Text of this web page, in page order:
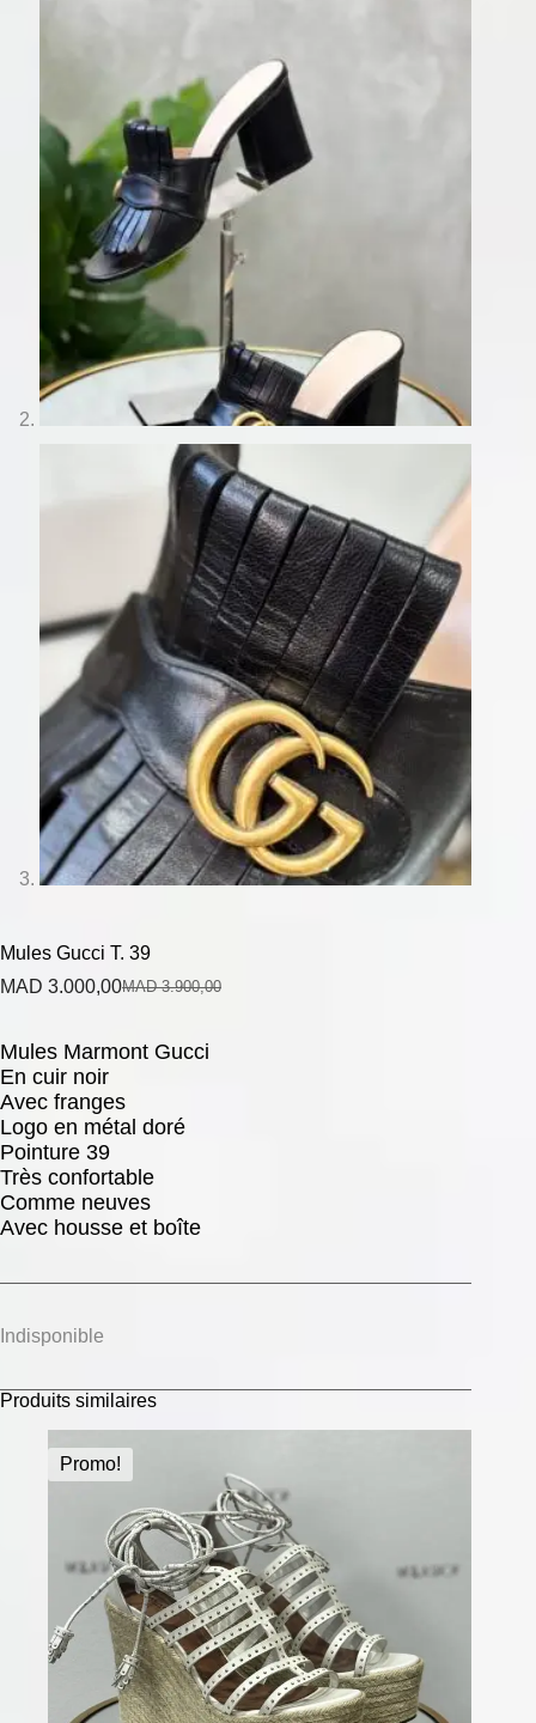
Mules Gucci T. 39
MAD3.900,00
MAD 3.000,00
Mules Marmont Gucci
En cuir noir
Avec franges
Logo en métal doré
Pointure 39
Très confortable
Comme neuves
Avec housse et boîte
Indisponible
Produits similaires
Promo!